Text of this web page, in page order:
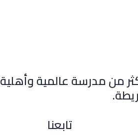
من مدرسة عالمية وأهلية
تابعنا